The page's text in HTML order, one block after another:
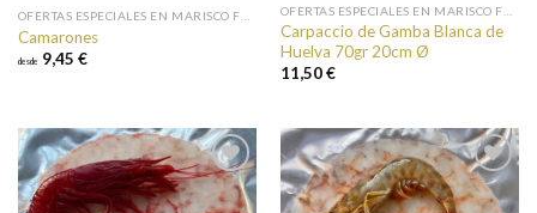
Camarones
desde 9,45 €
Carpaccio de Gamba Blanca de
Huelva 70gr 20cm Ø
11,50 €
Añadir a
favoritos
Añadir a
favoritos